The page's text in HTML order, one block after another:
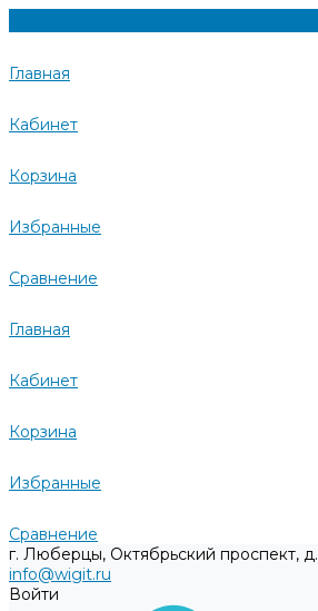
Главная
Кабинет
Корзина
Избранные
Сравнение
Главная
Кабинет
Корзина
Избранные
Сравнение
г. Люберцы, Октябрьский проспект,
info@wigit.ru
Войти